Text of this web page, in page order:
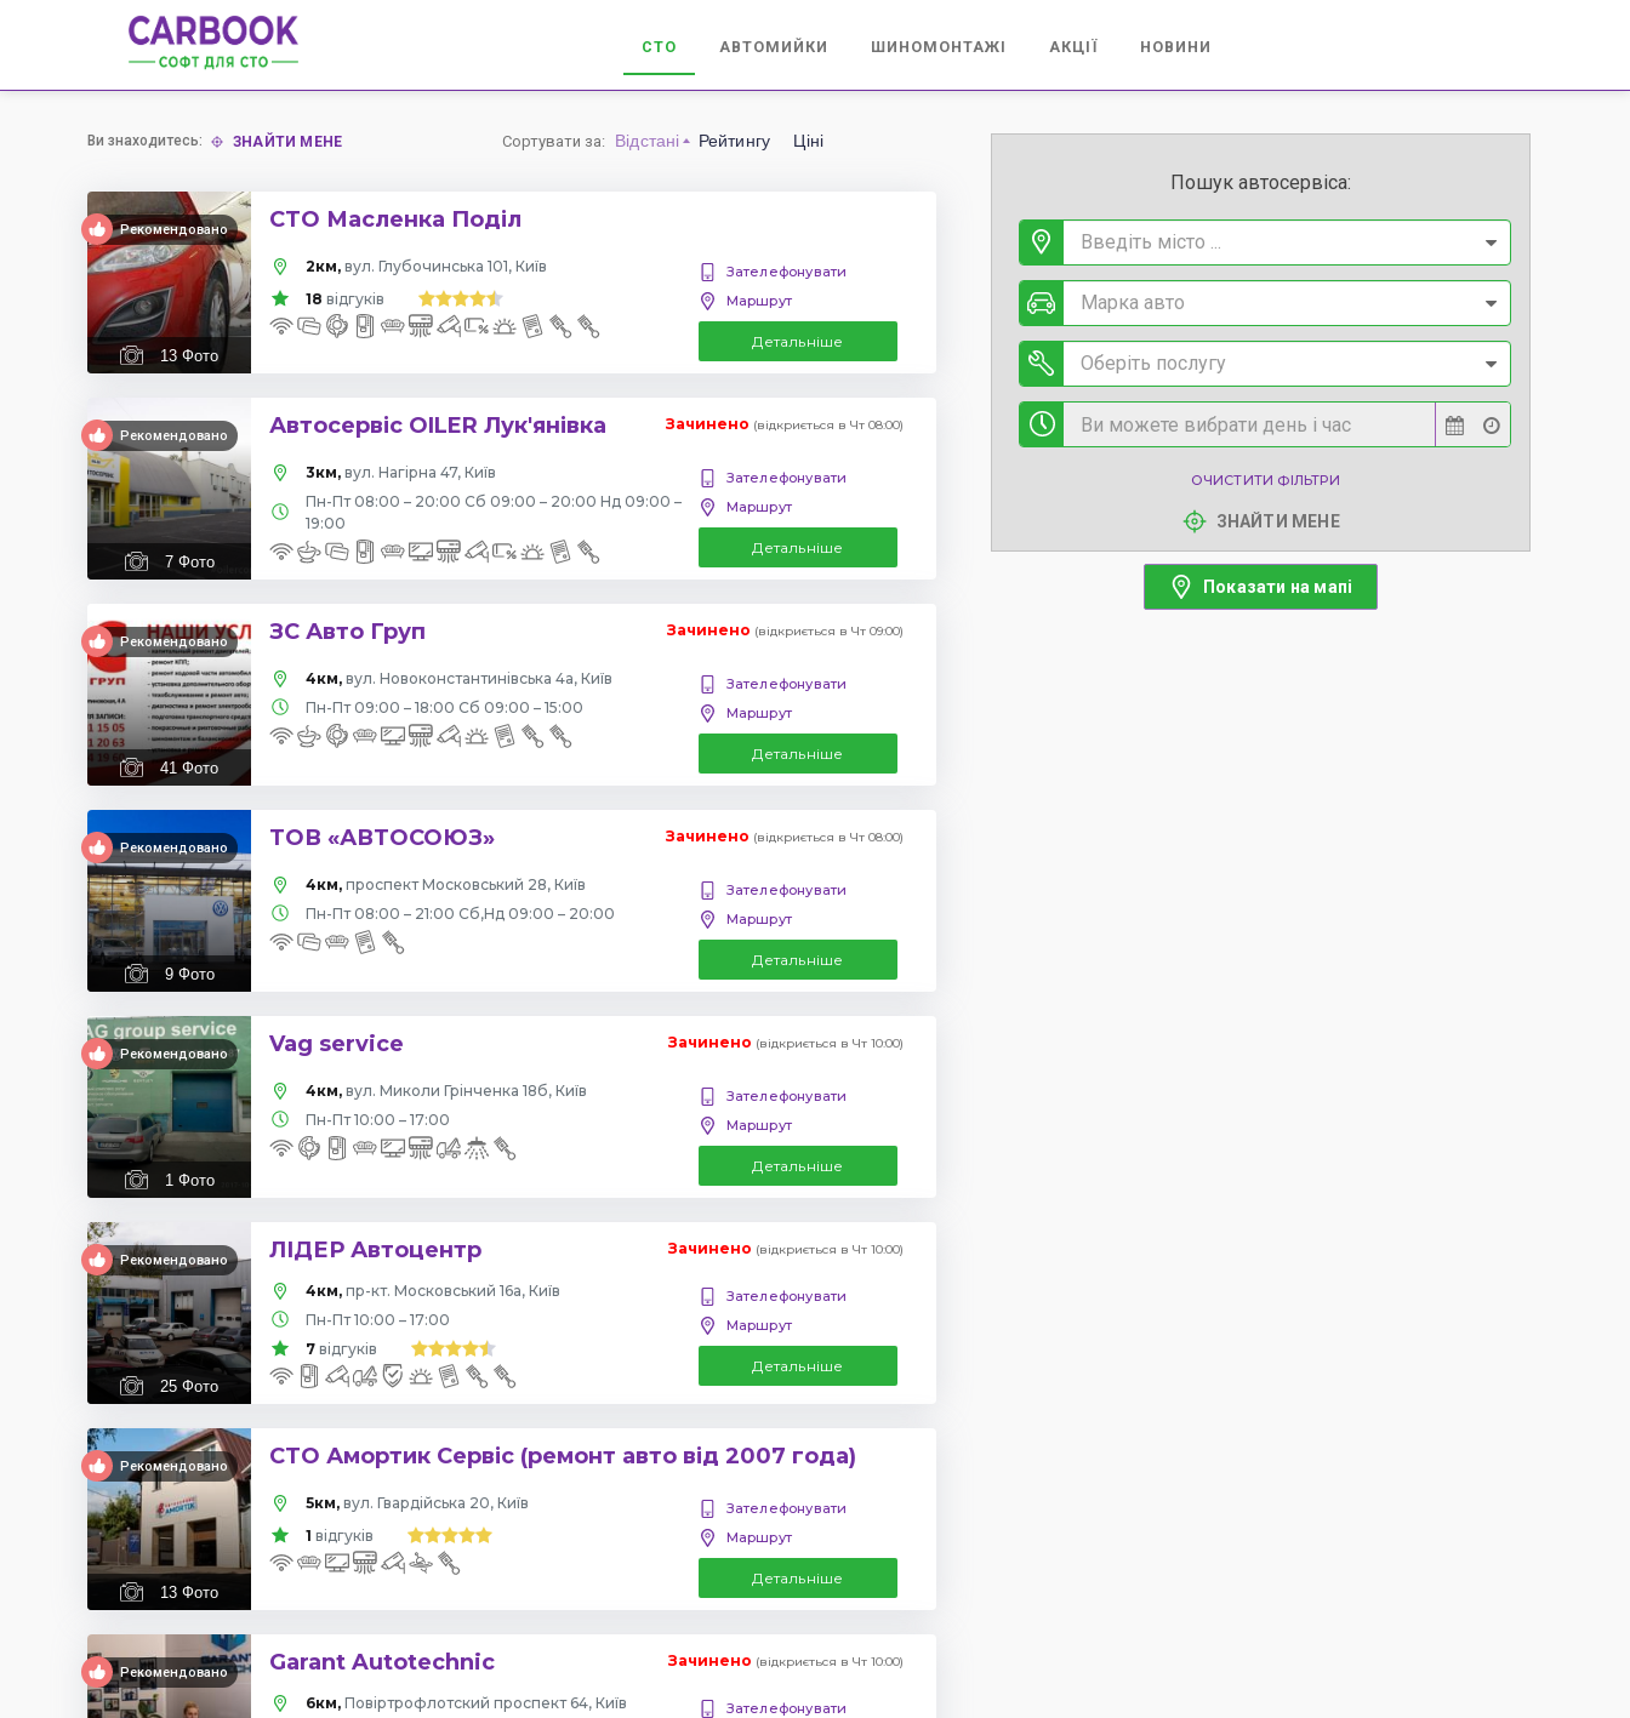
СТО АВТОМИЙКИ ШИНОМОНТАЖІ АКЦІЇ НОВИНИ
Ви знаходитесь: ЗНАЙТИ МЕНЕ Сортувати за: Відстані Рейтингу Ціні
Рекомендовано
13 Фото
СТО Масленка Поділ
2км, вул. Глубочинська 101, Київ
18 відгуків
Зателефонувати
Маршрут
Детальніше
Рекомендовано
7 Фото
Автосервіс OILER Лук'янівка Зачинено (відкриється в Чт 08:00)
3км, вул. Нагірна 47, Київ
Пн-Пт 08:00 – 20:00 Сб 09:00 – 20:00 Нд 09:00 –
19:00
Зателефонувати
Маршрут
Детальніше
Рекомендовано
41 Фото
ЗС Авто Груп Зачинено (відкриється в Чт 09:00)
4км, вул. Новоконстантинівська 4а, Київ
Пн-Пт 09:00 – 18:00 Сб 09:00 – 15:00
Зателефонувати
Маршрут
Детальніше
Рекомендовано
9 Фото
ТОВ «АВТОСОЮЗ» Зачинено (відкриється в Чт 08:00)
4км, проспект Московський 28, Київ
Пн-Пт 08:00 – 21:00 Сб,Нд 09:00 – 20:00
Зателефонувати
Маршрут
Детальніше
Рекомендовано
1 Фото
Vag service Зачинено (відкриється в Чт 10:00)
4км, вул. Миколи Грінченка 18б, Київ
Пн-Пт 10:00 – 17:00
Зателефонувати
Маршрут
Детальніше
Рекомендовано
25 Фото
ЛІДЕР Автоцентр Зачинено (відкриється в Чт 10:00)
4км, пр-кт. Московський 16а, Київ
Пн-Пт 10:00 – 17:00
7 відгуків
Зателефонувати
Маршрут
Детальніше
Рекомендовано
13 Фото
СТО Амортик Сервіс (ремонт авто від 2007 года)
5км, вул. Гвардійська 20, Київ
1 відгуків
Зателефонувати
Маршрут
Детальніше
Рекомендовано Garant Autotechnic Зачинено (відкриється в Чт 10:00)
6км,
Повіртрофлотский проспект 64, Київ
Зателефонувати
Пошук автосервіса:
Введіть місто ...
Марка авто
Оберіть послугу
ОЧИСТИТИ ФІЛЬТРИ
ЗНАЙТИ МЕНЕ
Показати на мапі